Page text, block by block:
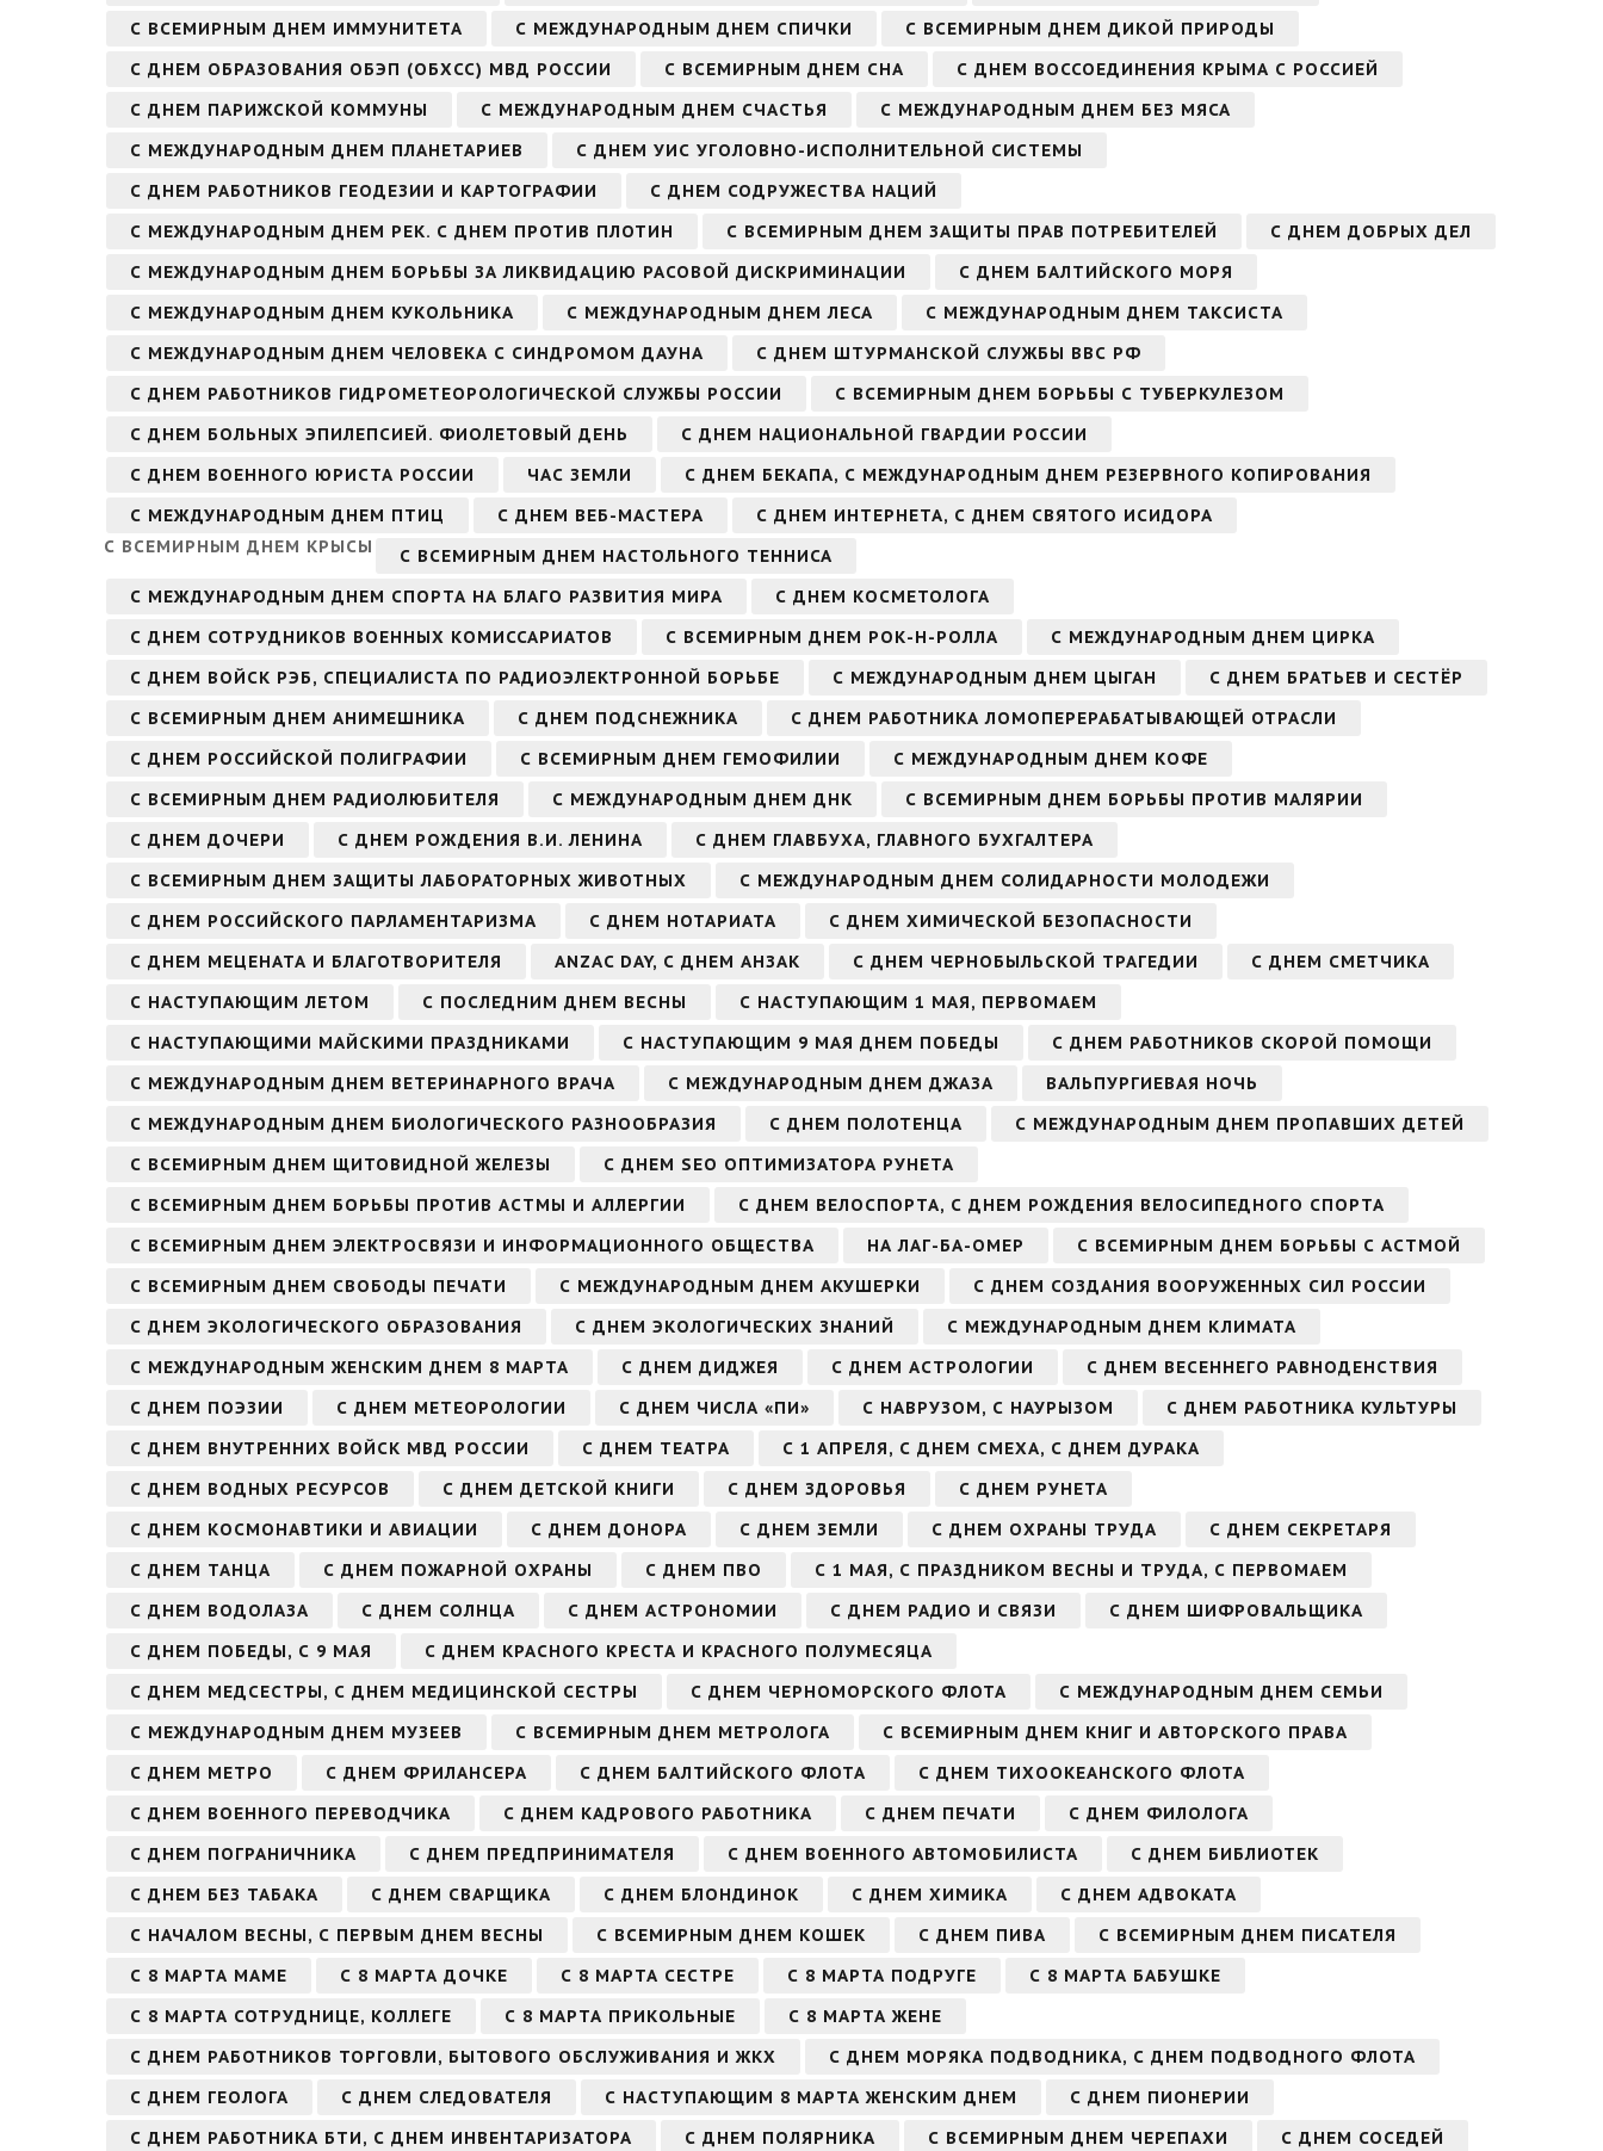
С ВСЕМИРНЫМ ДНЕМ ИММУНИТЕТА
С МЕЖДУНАРОДНЫМ ДНЕМ СПИЧКИ
С ВСЕМИРНЫМ ДНЕМ ДИКОЙ ПРИРОДЫ
С ДНЕМ ОБРАЗОВАНИЯ ОБЭП (ОБХСС) МВД РОССИИ
С ВСЕМИРНЫМ ДНЕМ СНА
С ДНЕМ ВОССОЕДИНЕНИЯ КРЫМА С РОССИЕЙ
С ДНЕМ ПАРИЖСКОЙ КОММУНЫ
С МЕЖДУНАРОДНЫМ ДНЕМ СЧАСТЬЯ
С МЕЖДУНАРОДНЫМ ДНЕМ БЕЗ МЯСА
С МЕЖДУНАРОДНЫМ ДНЕМ ПЛАНЕТАРИЕВ
С ДНЕМ УИС УГОЛОВНО-ИСПОЛНИТЕЛЬНОЙ СИСТЕМЫ
С ДНЕМ РАБОТНИКОВ ГЕОДЕЗИИ И КАРТОГРАФИИ
С ДНЕМ СОДРУЖЕСТВА НАЦИЙ
С МЕЖДУНАРОДНЫМ ДНЕМ РЕК. С ДНЕМ ПРОТИВ ПЛОТИН
С ВСЕМИРНЫМ ДНЕМ ЗАЩИТЫ ПРАВ ПОТРЕБИТЕЛЕЙ
С ДНЕМ ДОБРЫХ ДЕЛ
С МЕЖДУНАРОДНЫМ ДНЕМ БОРЬБЫ ЗА ЛИКВИДАЦИЮ РАСОВОЙ ДИСКРИМИНАЦИИ
С ДНЕМ БАЛТИЙСКОГО МОРЯ
С МЕЖДУНАРОДНЫМ ДНЕМ КУКОЛЬНИКА
С МЕЖДУНАРОДНЫМ ДНЕМ ЛЕСА
С МЕЖДУНАРОДНЫМ ДНЕМ ТАКСИСТА
С МЕЖДУНАРОДНЫМ ДНЕМ ЧЕЛОВЕКА С СИНДРОМОМ ДАУНА
С ДНЕМ ШТУРМАНСКОЙ СЛУЖБЫ ВВС РФ
С ДНЕМ РАБОТНИКОВ ГИДРОМЕТЕОРОЛОГИЧЕСКОЙ СЛУЖБЫ РОССИИ
С ВСЕМИРНЫМ ДНЕМ БОРЬБЫ С ТУБЕРКУЛЕЗОМ
С ДНЕМ БОЛЬНЫХ ЭПИЛЕПСИЕЙ. ФИОЛЕТОВЫЙ ДЕНЬ
С ДНЕМ НАЦИОНАЛЬНОЙ ГВАРДИИ РОССИИ
С ДНЕМ ВОЕННОГО ЮРИСТА РОССИИ
ЧАС ЗЕМЛИ
С ДНЕМ БЕКАПА, С МЕЖДУНАРОДНЫМ ДНЕМ РЕЗЕРВНОГО КОПИРОВАНИЯ
С МЕЖДУНАРОДНЫМ ДНЕМ ПТИЦ
С ДНЕМ ВЕБ-МАСТЕРА
С ДНЕМ ИНТЕРНЕТА, С ДНЕМ СВЯТОГО ИСИДОРА
С ВСЕМИРНЫМ ДНЕМ КРЫСЫ
С ВСЕМИРНЫМ ДНЕМ НАСТОЛЬНОГО ТЕННИСА
С МЕЖДУНАРОДНЫМ ДНЕМ СПОРТА НА БЛАГО РАЗВИТИЯ МИРА
С ДНЕМ КОСМЕТОЛОГА
С ДНЕМ СОТРУДНИКОВ ВОЕННЫХ КОМИССАРИАТОВ
С ВСЕМИРНЫМ ДНЕМ РОК-Н-РОЛЛА
С МЕЖДУНАРОДНЫМ ДНЕМ ЦИРКА
С ДНЕМ ВОЙСК РЭБ, СПЕЦИАЛИСТА ПО РАДИОЭЛЕКТРОННОЙ БОРЬБЕ
С МЕЖДУНАРОДНЫМ ДНЕМ ЦЫГАН
С ДНЕМ БРАТЬЕВ И СЕСТЁР
С ВСЕМИРНЫМ ДНЕМ АНИМЕШНИКА
С ДНЕМ ПОДСНЕЖНИКА
С ДНЕМ РАБОТНИКА ЛОМОПЕРЕРАБАТЫВАЮЩЕЙ ОТРАСЛИ
С ДНЕМ РОССИЙСКОЙ ПОЛИГРАФИИ
С ВСЕМИРНЫМ ДНЕМ ГЕМОФИЛИИ
С МЕЖДУНАРОДНЫМ ДНЕМ КОФЕ
С ВСЕМИРНЫМ ДНЕМ РАДИОЛЮБИТЕЛЯ
С МЕЖДУНАРОДНЫМ ДНЕМ ДНК
С ВСЕМИРНЫМ ДНЕМ БОРЬБЫ ПРОТИВ МАЛЯРИИ
С ДНЕМ ДОЧЕРИ
С ДНЕМ РОЖДЕНИЯ В.И. ЛЕНИНА
С ДНЕМ ГЛАВБУХА, ГЛАВНОГО БУХГАЛТЕРА
С ВСЕМИРНЫМ ДНЕМ ЗАЩИТЫ ЛАБОРАТОРНЫХ ЖИВОТНЫХ
С МЕЖДУНАРОДНЫМ ДНЕМ СОЛИДАРНОСТИ МОЛОДЕЖИ
С ДНЕМ РОССИЙСКОГО ПАРЛАМЕНТАРИЗМА
С ДНЕМ НОТАРИАТА
С ДНЕМ ХИМИЧЕСКОЙ БЕЗОПАСНОСТИ
С ДНЕМ МЕЦЕНАТА И БЛАГОТВОРИТЕЛЯ
ANZAC DAY, С ДНЕМ АНЗАК С ДНЕМ ЧЕРНОБЫЛЬСКОЙ ТРАГЕДИИ
С ДНЕМ СМЕТЧИКА
С НАСТУПАЮЩИМ ЛЕТОМ
С ПОСЛЕДНИМ ДНЕМ ВЕСНЫ
С НАСТУПАЮЩИМ 1 МАЯ, ПЕРВОМАЕМ
С НАСТУПАЮЩИМИ МАЙСКИМИ ПРАЗДНИКАМИ
С НАСТУПАЮЩИМ 9 МАЯ ДНЕМ ПОБЕДЫ
С ДНЕМ РАБОТНИКОВ СКОРОЙ ПОМОЩИ
С МЕЖДУНАРОДНЫМ ДНЕМ ВЕТЕРИНАРНОГО ВРАЧА
С МЕЖДУНАРОДНЫМ ДНЕМ ДЖАЗА
ВАЛЬПУРГИЕВАЯ НОЧЬ
С МЕЖДУНАРОДНЫМ ДНЕМ БИОЛОГИЧЕСКОГО РАЗНООБРАЗИЯ
С ДНЕМ ПОЛОТЕНЦА
С МЕЖДУНАРОДНЫМ ДНЕМ ПРОПАВШИХ ДЕТЕЙ
С ВСЕМИРНЫМ ДНЕМ ЩИТОВИДНОЙ ЖЕЛЕЗЫ
С ДНЕМ SEO ОПТИМИЗАТОРА РУНЕТА
С ВСЕМИРНЫМ ДНЕМ БОРЬБЫ ПРОТИВ АСТМЫ И АЛЛЕРГИИ
С ДНЕМ ВЕЛОСПОРТА, С ДНЕМ РОЖДЕНИЯ ВЕЛОСИПЕДНОГО СПОРТА
С ВСЕМИРНЫМ ДНЕМ ЭЛЕКТРОСВЯЗИ И ИНФОРМАЦИОННОГО ОБЩЕСТВА
НА ЛАГ-БА-ОМЕР
С ВСЕМИРНЫМ ДНЕМ БОРЬБЫ С АСТМОЙ
С ВСЕМИРНЫМ ДНЕМ СВОБОДЫ ПЕЧАТИ
С МЕЖДУНАРОДНЫМ ДНЕМ АКУШЕРКИ
С ДНЕМ СОЗДАНИЯ ВООРУЖЕННЫХ СИЛ РОССИИ
С ДНЕМ ЭКОЛОГИЧЕСКОГО ОБРАЗОВАНИЯ
С ДНЕМ ЭКОЛОГИЧЕСКИХ ЗНАНИЙ
С МЕЖДУНАРОДНЫМ ДНЕМ КЛИМАТА
С МЕЖДУНАРОДНЫМ ЖЕНСКИМ ДНЕМ 8 МАРТА
С ДНЕМ ДИДЖЕЯ С ДНЕМ АСТРОЛОГИИ
С ДНЕМ ВЕСЕННЕГО РАВНОДЕНСТВИЯ
С ДНЕМ ПОЭЗИИ
С ДНЕМ МЕТЕОРОЛОГИИ С ДНЕМ ЧИСЛА «ПИ» С НАВРУЗОМ, С НАУРЫЗОМ
С ДНЕМ РАБОТНИКА КУЛЬТУРЫ
С ДНЕМ ВНУТРЕННИХ ВОЙСК МВД РОССИИ
С ДНЕМ ТЕАТРА
С 1 АПРЕЛЯ, С ДНЕМ СМЕХА, С ДНЕМ ДУРАКА
С ДНЕМ ВОДНЫХ РЕСУРСОВ
С ДНЕМ ДЕТСКОЙ КНИГИ С ДНЕМ ЗДОРОВЬЯ
С ДНЕМ РУНЕТА
С ДНЕМ КОСМОНАВТИКИ И АВИАЦИИ
С ДНЕМ ДОНОРА С ДНЕМ ЗЕМЛИ С ДНЕМ ОХРАНЫ ТРУДА
С ДНЕМ СЕКРЕТАРЯ
С ДНЕМ ТАНЦА
С ДНЕМ ПОЖАРНОЙ ОХРАНЫ С ДНЕМ ПВО
С 1 МАЯ, С ПРАЗДНИКОМ ВЕСНЫ И ТРУДА, С ПЕРВОМАЕМ
С ДНЕМ ВОДОЛАЗА
С ДНЕМ СОЛНЦА С ДНЕМ АСТРОНОМИИ С ДНЕМ РАДИО И СВЯЗИ
С ДНЕМ ШИФРОВАЛЬЩИКА
С ДНЕМ ПОБЕДЫ, С 9 МАЯ
С ДНЕМ КРАСНОГО КРЕСТА И КРАСНОГО ПОЛУМЕСЯЦА
С ДНЕМ МЕДСЕСТРЫ, С ДНЕМ МЕДИЦИНСКОЙ СЕСТРЫ
С ДНЕМ ЧЕРНОМОРСКОГО ФЛОТА
С МЕЖДУНАРОДНЫМ ДНЕМ СЕМЬИ
С МЕЖДУНАРОДНЫМ ДНЕМ МУЗЕЕВ
С ВСЕМИРНЫМ ДНЕМ МЕТРОЛОГА
С ВСЕМИРНЫМ ДНЕМ КНИГ И АВТОРСКОГО ПРАВА
С ДНЕМ МЕТРО
С ДНЕМ ФРИЛАНСЕРА С ДНЕМ БАЛТИЙСКОГО ФЛОТА
С ДНЕМ ТИХООКЕАНСКОГО ФЛОТА
С ДНЕМ ВОЕННОГО ПЕРЕВОДЧИКА
С ДНЕМ КАДРОВОГО РАБОТНИКА С ДНЕМ ПЕЧАТИ
С ДНЕМ ФИЛОЛОГА
С ДНЕМ ПОГРАНИЧНИКА
С ДНЕМ ПРЕДПРИНИМАТЕЛЯ С ДНЕМ ВОЕННОГО АВТОМОБИЛИСТА
С ДНЕМ БИБЛИОТЕК
С ДНЕМ БЕЗ ТАБАКА
С ДНЕМ СВАРЩИКА С ДНЕМ БЛОНДИНОК С ДНЕМ ХИМИКА
С ДНЕМ АДВОКАТА
С НАЧАЛОМ ВЕСНЫ, С ПЕРВЫМ ДНЕМ ВЕСНЫ
С ВСЕМИРНЫМ ДНЕМ КОШЕК С ДНЕМ ПИВА
С ВСЕМИРНЫМ ДНЕМ ПИСАТЕЛЯ
С 8 МАРТА МАМЕ
С 8 МАРТА ДОЧКЕ С 8 МАРТА СЕСТРЕ С 8 МАРТА ПОДРУГЕ
С 8 МАРТА БАБУШКЕ
С 8 МАРТА СОТРУДНИЦЕ, КОЛЛЕГЕ
С 8 МАРТА ПРИКОЛЬНЫЕ
С 8 МАРТА ЖЕНЕ
С ДНЕМ РАБОТНИКОВ ТОРГОВЛИ, БЫТОВОГО ОБСЛУЖИВАНИЯ И ЖКХ
С ДНЕМ МОРЯКА ПОДВОДНИКА, С ДНЕМ ПОДВОДНОГО ФЛОТА
С ДНЕМ ГЕОЛОГА
С ДНЕМ СЛЕДОВАТЕЛЯ С НАСТУПАЮЩИМ 8 МАРТА ЖЕНСКИМ ДНЕМ
С ДНЕМ ПИОНЕРИИ
С ДНЕМ РАБОТНИКА БТИ, С ДНЕМ ИНВЕНТАРИЗАТОРА
С ДНЕМ ПОЛЯРНИКА С ВСЕМИРНЫМ ДНЕМ ЧЕРЕПАХИ С ДНЕМ СОСЕДЕЙ